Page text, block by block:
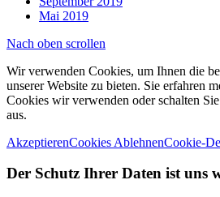
Mai 2019
Nach oben scrollen
Wir verwenden Cookies, um Ihnen die
unserer Website zu bieten. Sie erfahren
Cookies wir verwenden oder schalten
aus.
AkzeptierenCookies AblehnenCookie-
Der Schutz Ihrer Daten ist uns